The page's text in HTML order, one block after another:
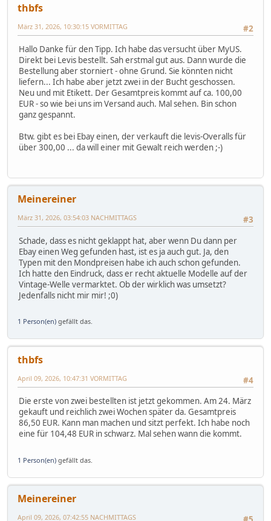
thbfs
#2
März 31, 2026, 10:30:15 VORMITTAG
Hallo Danke für den Tipp. Ich habe das versucht über MyUS.
Direkt bei Levis bestellt. Sah erstmal gut aus. Dann wurde die
Bestellung aber storniert - ohne Grund. Sie könnten nicht
liefern... Ich habe aber jetzt zwei in der Bucht geschossen.
Neu und mit Etikett. Der Gesamtpreis kommt auf ca. 100,00
EUR - so wie bei uns im Versand auch. Mal sehen. Bin schon
ganz gespannt.
Btw. gibt es bei Ebay einen, der verkauft die levis-Overalls für
über 300,00 ... da will einer mit Gewalt reich werden ;-)
Meinereiner
#3
März 31, 2026, 03:54:03 NACHMITTAGS
Schade, dass es nicht geklappt hat, aber wenn Du dann per
Ebay einen Weg gefunden hast, ist es ja auch gut. Ja, den
Typen mit den Mondpreisen habe ich auch schon gefunden.
Ich hatte den Eindruck, dass er recht aktuelle Modelle auf der
Vintage-Welle vermarktet. Ob der wirklich was umsetzt?
Jedenfalls nicht mir mir! ;0)
1 Person(en) gefällt das.
thbfs
#4
April 09, 2026, 10:47:31 VORMITTAG
Die erste von zwei bestellten ist jetzt gekommen. Am 24. März
gekauft und reichlich zwei Wochen später da. Gesamtpreis
86,50 EUR. Kann man machen und sitzt perfekt. Ich habe noch
eine für 104,48 EUR in schwarz. Mal sehen wann die kommt.
1 Person(en) gefällt das.
Meinereiner
April 09, 2026, 07:42:55 NACHMITTAGS